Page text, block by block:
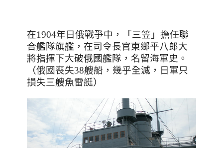
在1904年日俄戰爭中，「三笠」擔任聯
合艦隊旗艦，在司令長官東鄉平八郎大
將指揮下大破俄國艦隊，名留海軍史。
（俄國喪失38艘船，幾乎全滅，日軍只
損失三艘魚雷艇）